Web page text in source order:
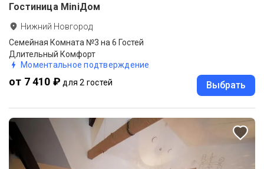
Гостиница MiniДом
Нижний Новгород
Семейная Комната №3 на 6 Гостей
Длительный Комфорт
Моментальное подтверждение
от 7 410 ₽ для 2 гостей Выбрать